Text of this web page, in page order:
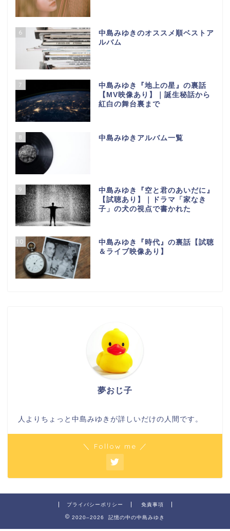
6
中島みゆきのオススメ順ベストア
ルバム
7
中島みゆき『地上の星』の裏話
【МV映像あり】｜誕生秘話から
紅白の舞台裏まで
8 中島みゆきアルバム一覧
9
中島みゆき『空と君のあいだに』
【試聴あり】｜ドラマ「家なき
子」の犬の視点で書かれた
10
中島みゆき『時代』の裏話【試聴
＆ライブ映像あり】
夢おじ子
人よりちょっと中島みゆきが詳しいだけの人間です。
＼ Follow me ／
プライバシーポリシー 免責事項
2020–2026 記憶の中の中島みゆき